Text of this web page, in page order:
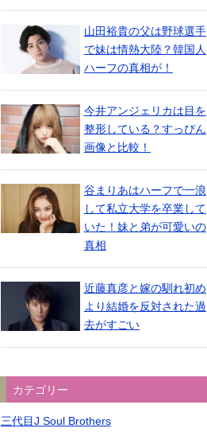
山田裕貴の父は野球選手
で妹は情熱大陸？韓国人
ハーフの真相が！
今井アンジェリカは目を
整形している？すっぴん
画像と比較！
谷まりあはハーフで一浪
して私立大学を卒業して
いた！妹と弟が可愛いの
真相
近藤真彦と嫁の馴れ初め
より結婚を反対された過
去がすごい
カテゴリー
三代目J Soul Brothers